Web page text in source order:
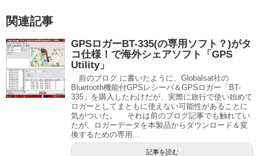
関連記事
GPSロガーBT-335(の専用ソフト？)がタ
コ仕様！で海外シェアソフト「GPS
Utility」
前のブログ に書いたように、Globalsat社の
Bluetooth機能付GPSレシーバ＆GPSロガー「BT-
335」を購入したわけだが、実際に旅行で使い始めて
ロガーとしてまともに使えない可能性があることに
気がついた。 それは前のブログ記事でも触れてい
たが、ロガーデータを本製品からダウンロード＆変
換するための専用...
記事を読む